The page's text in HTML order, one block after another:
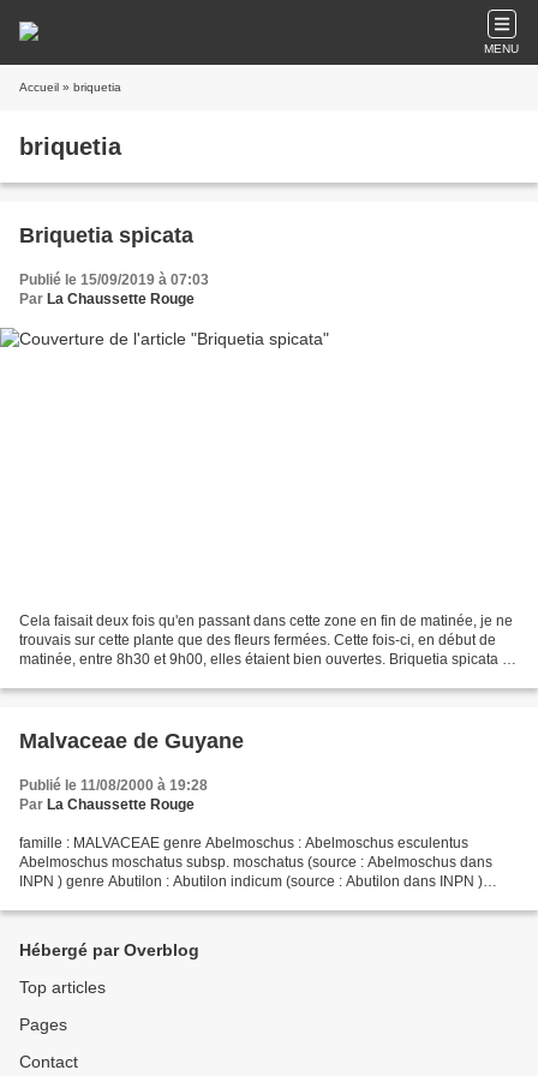
MENU
Accueil » briquetia
briquetia
Briquetia spicata
Publié le 15/09/2019 à 07:03
Par La Chaussette Rouge
Cela faisait deux fois qu'en passant dans cette zone en fin de matinée, je ne
trouvais sur cette plante que des fleurs fermées. Cette fois-ci, en début de
matinée, entre 8h30 et 9h00, elles étaient bien ouvertes. Briquetia spicata ,
Malvaceae de Guyane
Publié le 11/08/2000 à 19:28
Par La Chaussette Rouge
famille : MALVACEAE genre Abelmoschus : Abelmoschus esculentus
Abelmoschus moschatus subsp. moschatus (source : Abelmoschus dans
INPN ) genre Abutilon : Abutilon indicum (source : Abutilon dans INPN )
Hébergé par Overblog
Top articles
Pages
Contact